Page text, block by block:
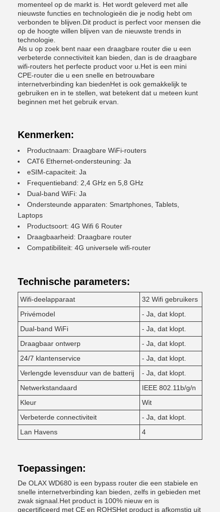
momenteel op de markt is. Het wordt geleverd met alle
nieuwste functies en technologieën die je nodig hebt om
verbonden te blijven.Dit product is perfect voor mensen die
op de hoogte willen blijven van de nieuwste trends in
technologie.
Als u op zoek bent naar een draagbare router die u een
verbeterde connectiviteit kan bieden, dan is de draagbare
wifi-routers het perfecte product voor u.Het is een mini
CPE-router die u een snelle en betrouwbare
internetverbinding kan biedenHet is ook gemakkelijk te
gebruiken en in te stellen, wat betekent dat u meteen kunt
beginnen met het gebruik ervan.
Kenmerken:
Productnaam: Draagbare WiFi-routers
CAT6 Ethernet-ondersteuning: Ja
eSIM-capaciteit: Ja
Frequentieband: 2,4 GHz en 5,8 GHz
Dual-band WiFi: Ja
Ondersteunde apparaten: Smartphones, Tablets,
Laptops
Productsoort: 4G Wifi 6 Router
Draagbaarheid: Draagbare router
Compatibiliteit: 4G universele wifi-router
Technische parameters:
Wifi-deelapparaat
32 Wifi gebruikers
Privémodel
- Ja, dat klopt.
Dual-band WiFi
- Ja, dat klopt.
Draagbaar ontwerp
- Ja, dat klopt.
24/7 klantenservice
- Ja, dat klopt.
Verlengde levensduur van de batterij
- Ja, dat klopt.
Netwerkstandaard
IEEE 802.11b/g/n
Kleur
Wit
Verbeterde connectiviteit
- Ja, dat klopt.
Lan Havens
4
Toepassingen:
De OLAX WD680 is een bypass router die een stabiele en
snelle internetverbinding kan bieden, zelfs in gebieden met
zwak signaal.Het product is 100% nieuw en is
gecertificeerd met CE en ROHSHet product is afkomstig uit